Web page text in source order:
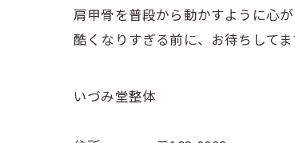
肩甲骨を普段から動かすように心
酷くなりすぎる前に、お待ちして
いづみ堂整体